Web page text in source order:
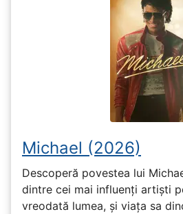
Michael (2026)
Descoperă povestea lui
dintre cei mai influenți artiști
vreodată lumea, și viața sa